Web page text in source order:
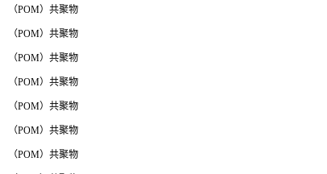
（POM）共聚物
（POM）共聚物
（POM）共聚物
（POM）共聚物
（POM）共聚物
（POM）共聚物
（POM）共聚物